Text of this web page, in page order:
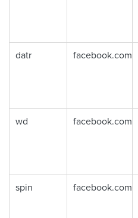
datr facebook.com
wd facebook.com
spin facebook.com